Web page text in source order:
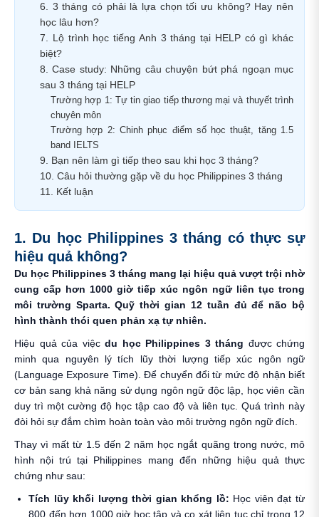
6. 3 tháng có phải là lựa chọn tối ưu không? Hay nên
học lâu hơn?
7. Lộ trình học tiếng Anh 3 tháng tại HELP có gì khác
biệt?
8. Case study: Những câu chuyện bứt phá ngoạn mục
sau 3 tháng tại HELP
Trường hợp 1: Tự tin giao tiếp thương mại và thuyết trình
chuyên môn
Trường hợp 2: Chinh phục điểm số học thuật, tăng 1.5
band IELTS
9. Bạn nên làm gì tiếp theo sau khi học 3 tháng?
10. Câu hỏi thường gặp về du học Philippines 3 tháng
11. Kết luận
1. Du học Philippines 3 tháng có thực sự
hiệu quả không?
Du học Philippines 3 tháng mang lại hiệu quả vượt trội nhờ
cung cấp hơn 1000 giờ tiếp xúc ngôn ngữ liên tục trong
môi trường Sparta. Quỹ thời gian 12 tuần đủ để não bộ
hình thành thói quen phản xạ tự nhiên.
Hiệu quả của việc du học Philippines 3 tháng được chứng
minh qua nguyên lý tích lũy thời lượng tiếp xúc ngôn ngữ
(Language Exposure Time). Để chuyển đổi từ mức độ nhận biết
cơ bản sang khả năng sử dụng ngôn ngữ độc lập, học viên cần
duy trì một cường độ học tập cao độ và liên tục. Quá trình này
đòi hỏi sự đắm chìm hoàn toàn vào môi trường ngôn ngữ đích.
Thay vì mất từ 1.5 đến 2 năm học ngắt quãng trong nước, mô
hình nội trú tại Philippines mang đến những hiệu quả thực
chứng như sau:
Tích lũy khối lượng thời gian khổng lồ: Học viên đạt từ
800 đến hơn 1000 giờ học tập và cọ xát liên tục chỉ trong 12